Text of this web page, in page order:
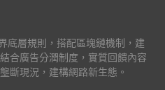
底層規則，搭配區塊鏈機制，建
合廣告分潤制度，實質回饋內容
斷現況，建構網路新生態。